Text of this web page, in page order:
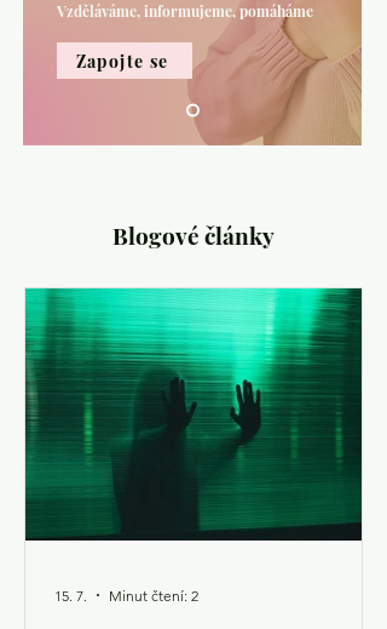
Vzděláváme, informujeme, pomáháme
Zapojte se
Blogové články
15. 7. Minut čtení: 2